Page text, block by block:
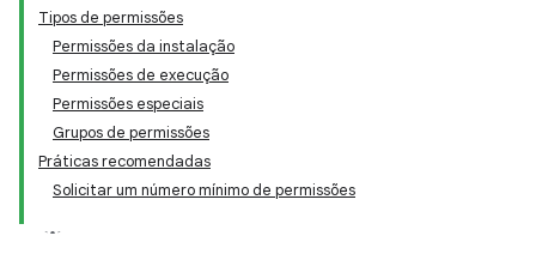
Tipos de permissões
Permissões da instalação
Permissões de execução
Permissões especiais
Grupos de permissões
Práticas recomendadas
Solicitar um número mínimo de permissões